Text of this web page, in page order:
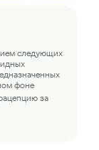
следующих
фоне
за